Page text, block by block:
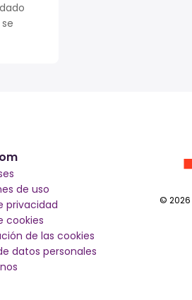
de uso
privacidad
cookies
de las cookies
datos personales
© 2026